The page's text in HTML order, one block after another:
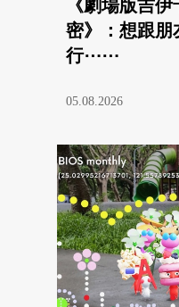
《劇場版吉
密》：想跟朋
行⋯⋯
05.08.2026